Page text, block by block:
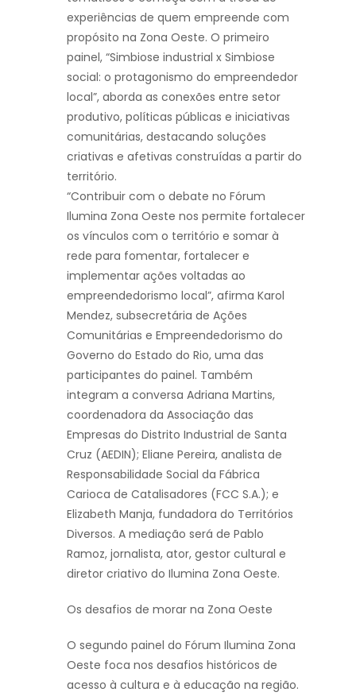
experiências de quem empreende com
propósito na Zona Oeste. O primeiro
painel, “Simbiose industrial x Simbiose
social: o protagonismo do empreendedor
local”, aborda as conexões entre setor
produtivo, políticas públicas e iniciativas
comunitárias, destacando soluções
criativas e afetivas construídas a partir do
território.
“Contribuir com o debate no Fórum
Ilumina Zona Oeste nos permite fortalecer
os vínculos com o território e somar à
rede para fomentar, fortalecer e
implementar ações voltadas ao
empreendedorismo local”, afirma Karol
Mendez, subsecretária de Ações
Comunitárias e Empreendedorismo do
Governo do Estado do Rio, uma das
participantes do painel. Também
integram a conversa Adriana Martins,
coordenadora da Associação das
Empresas do Distrito Industrial de Santa
Cruz (AEDIN); Eliane Pereira, analista de
Responsabilidade Social da Fábrica
Carioca de Catalisadores (FCC S.A.); e
Elizabeth Manja, fundadora do Territórios
Diversos. A mediação será de Pablo
Ramoz, jornalista, ator, gestor cultural e
diretor criativo do Ilumina Zona Oeste.
Os desafios de morar na Zona Oeste
O segundo painel do Fórum Ilumina Zona
Oeste foca nos desafios históricos de
acesso à cultura e à educação na região.